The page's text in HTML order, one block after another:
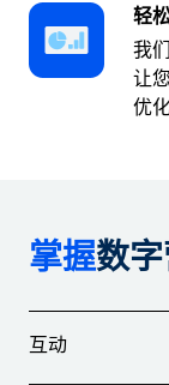
轻
我
让
优
掌握数
互动